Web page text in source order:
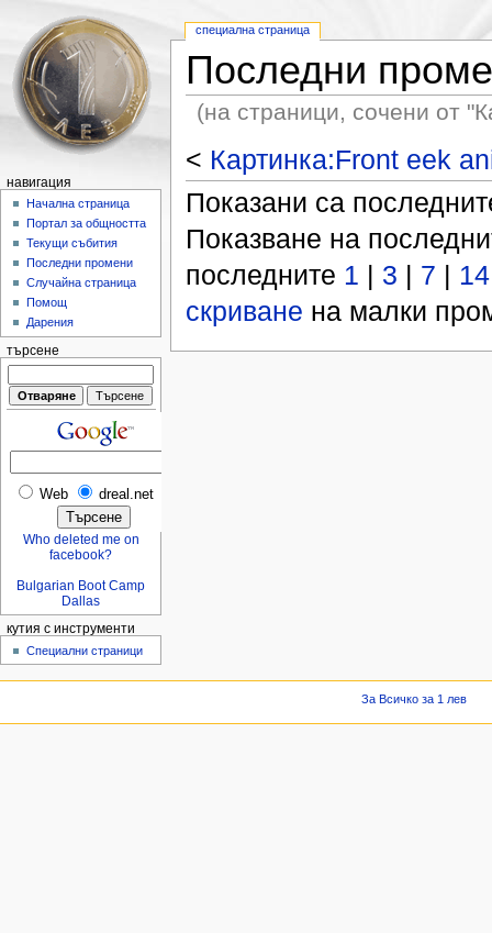
Последни
(на страници, сочени от
< Картинка:Front eek
Показани са
Показване на
последните 1 | 3 | 7 | 14
скриване на малки
специална страница
навигация
Начална страница
Портал за общността
Текущи събития
Последни промени
Случайна страница
Помощ
Дарения
търсене
Web dreal.net
Who deleted me on
facebook?
Bulgarian Boot Camp
Dallas
кутия с инструменти
Специални страници
За Всичко за 1 лев